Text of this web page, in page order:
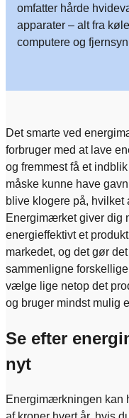
omfatter hårde
apparater – alt fra
computere og
Det smarte ved
forbruger med at lave
og fremmest få et
måske kunne have
blive klogere på, hvilket
Energimærket giver dig
energieffektivt et
markedet, og det gør
sammenligne
vælge lige netop det
og bruger mindst mulig
Se efter
nyt
Energimærkningen kan